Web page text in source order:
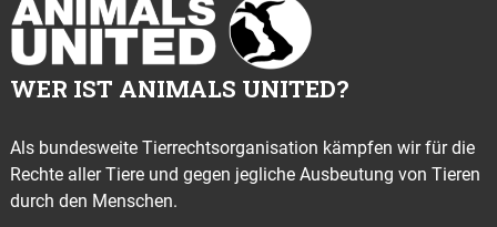
WER IST ANIMALS UNITED?
Als bundesweite Tierrechtsorganisation kämpfen wir für die
Rechte aller Tiere und gegen jegliche Ausbeutung von Tieren
durch den Menschen.